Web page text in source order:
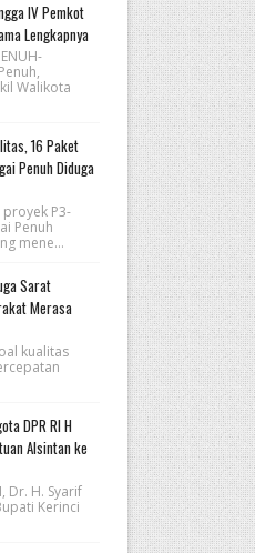
IV Pemkot
Lengkapnya
Walikota
16 Paket
Penuh Diduga
proyek P3-
Penuh
mene...
Sarat
Merasa
kualitas
DPR RI H
Alsintan ke
Dr. H. Syarif
Kerinci